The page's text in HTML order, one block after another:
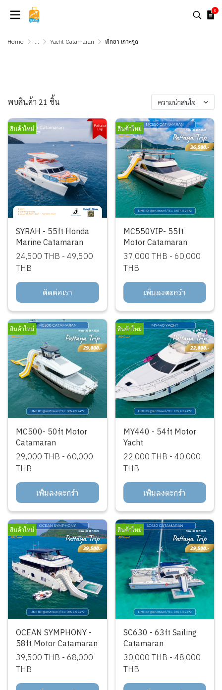
0
Home ... Yacht Catamaran พัทยา เกาะกูด
พบสินค้า 21 ชิ้น ความน่าสนใจ
สินค้าใหม่
SYRAH - 55ft Honda
Marine Catamaran
24,500 THB - 49,500
THB
ติดต่อเรา
สินค้าใหม่
MC550VIP- 55ft
Motor Catamaran
37,000 THB - 60,000
THB
เพิ่มลงตะกร้า
สินค้าใหม่
MC500- 50ft Motor
Catamaran
29,000 THB - 60,000
THB
เพิ่มลงตะกร้า
สินค้าใหม่
MY440 - 54ft Motor
Yacht
22,000 THB - 40,000
THB
เพิ่มลงตะกร้า
สินค้าใหม่
OCEAN SYMPHONY -
58ft Motor Catamaran
39,500 THB - 68,000
THB
สินค้าใหม่
SC630 - 63ft Sailing
Catamaran
30,000 THB - 48,000
THB